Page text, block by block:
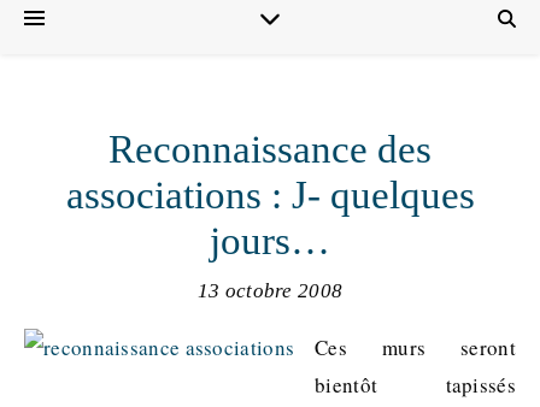
Reconnaissance des
associations : J- quelques
jours…
13 octobre 2008
Ces murs seront
bientôt tapissés